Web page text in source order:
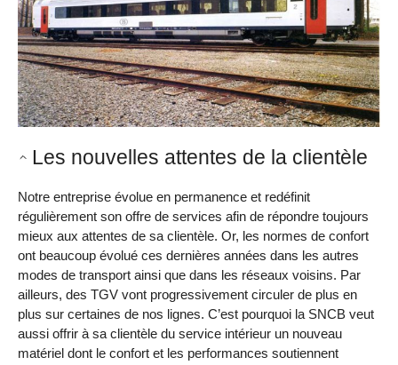
Les nouvelles attentes de la clientèle
Notre entreprise évolue en permanence et redéfinit
régulièrement son offre de services afin de répondre toujours
mieux aux attentes de sa clientèle. Or, les normes de confort
ont beaucoup évolué ces dernières années dans les autres
modes de transport ainsi que dans les réseaux voisins. Par
ailleurs, des TGV vont progressivement circuler de plus en
plus sur certaines de nos lignes. C’est pourquoi la SNCB veut
aussi offrir à sa clientèle du service intérieur un nouveau
matériel dont le confort et les performances soutiennent